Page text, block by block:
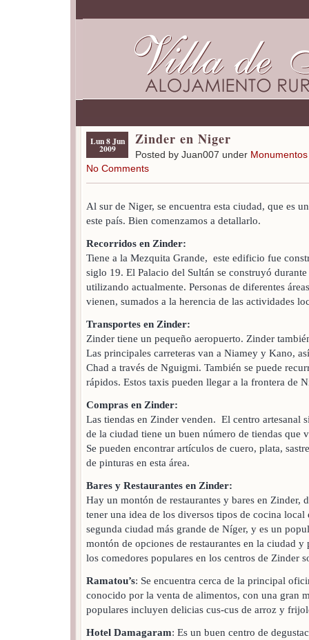
Lun 8 Jun
2009
Zinder en Niger
Posted by Juan007 under
No Comments
Al sur de Niger, se encuentra esta ciudad, que es
este país. Bien comenzamos a detallarlo.
Recorridos en Zinder:
Tiene a la Mezquita Grande, este edificio fue
siglo 19. El Palacio del Sultán se construyó
utilizando actualmente. Personas de diferentes
vienen, sumados a la herencia de las actividades
Transportes en Zinder:
Zinder tiene un pequeño aeropuerto. Zinder
Las principales carreteras van a Niamey y Kano,
Chad a través de Nguigmi. También se puede
rápidos. Estos taxis pueden llegar a la frontera de
Compras en Zinder:
Las tiendas en Zinder venden. El centro artesanal
de la ciudad tiene un buen número de tiendas que
Se pueden encontrar artículos de cuero, plata,
de pinturas en esta área.
Bares y Restaurantes en Zinder:
Hay un montón de restaurantes y bares en Zinder,
tener una idea de los diversos tipos de cocina
segunda ciudad más grande de Níger, y es un
montón de opciones de restaurantes en la ciudad
los comedores populares en los centros de Zinder
Ramatou’s: Se encuentra cerca de la principal
conocido por la venta de alimentos, con una gran
populares incluyen delicias cus-cus de arroz y
Hotel Damagaram: Es un buen centro de